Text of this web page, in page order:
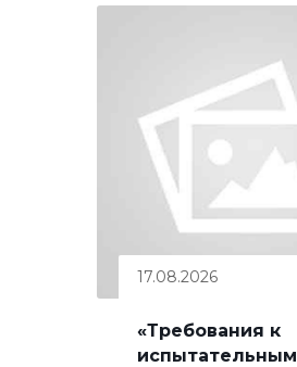
17.08.2026
«Требования к
испытательным